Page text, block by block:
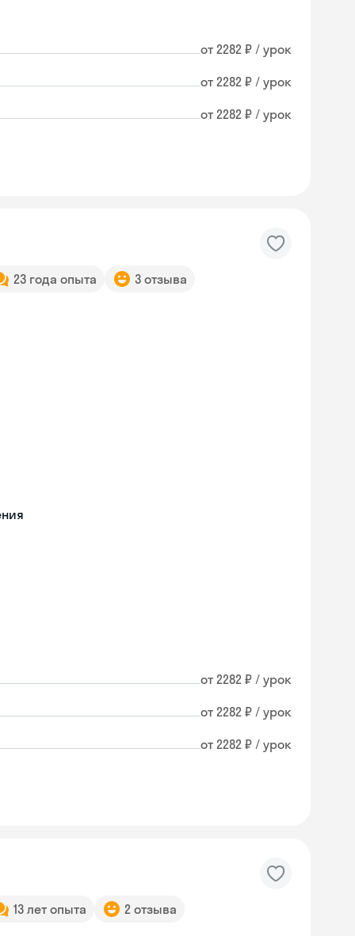
от 2282 ₽ / урок
от 2282 ₽ / урок
от 2282 ₽ / урок
23 года опыта 3 отзыва
от 2282 ₽ / урок
от 2282 ₽ / урок
от 2282 ₽ / урок
13 лет опыта 2 отзыва